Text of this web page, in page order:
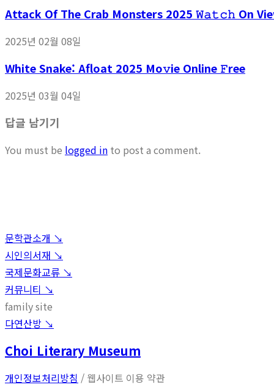
Attack Of The Crab Monsters 2025 𝚆𝚊𝚝𝚌𝚑 On
2025년 02월 08일
White Snake: Afloat 2025 Mo𝚟ie Online 𝙵ree
2025년 03월 04일
답글 남기기
You must be logged in to post a comment.
문학관소개 ↘︎
시인의서재 ↘︎
국제문화교류 ↘︎
커뮤니티 ↘︎
family site
다연산방 ↘︎
Choi Literary Museum
개인정보처리방침 / 웹사이트 이용 약관